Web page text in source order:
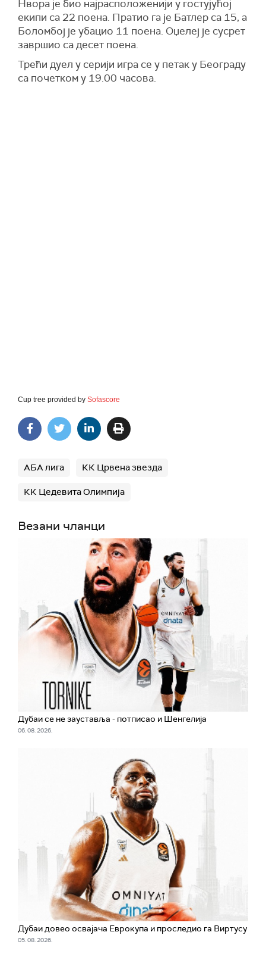
Нвора је био најрасположенији у гостујућој
екипи са 22 поена. Пратио га је Батлер са 15, а
Боломбој је убацио 11 поена. Оџелеј је сусрет
завршио са десет поена.
Трећи дуел у серији игра се у петак у Београду
са почетком у 19.00 часова.
Cup tree provided by Sofascore
АБА лига КК Црвена звезда
КК Цедевита Олимпија
Везани чланци
Дубаи се не зауставља - потписао и Шенгелија
06. 08. 2026.
Дубаи довео освајача Еврокупа и проследио га Виртусу
05. 08. 2026.